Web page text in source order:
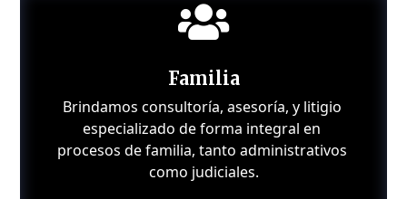

Familia
Brindamos consultoría, asesoría, y litigio
especializado de forma integral en
procesos de familia, tanto administrativos
como judiciales.